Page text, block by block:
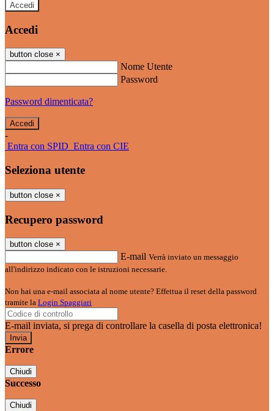
Accedi
Accedi
button close ×
Nome Utente
Password
Password dimenticata?
-
Entra con SPID Entra con CIE
Seleziona utente
button close ×
Recupero password
button close ×
E-mail Verrà inviato un messaggio
all'indirizzo indicato con le istruzioni necessarie.
Non hai una e-mail associata al nome utente? Effettua il reset della password
tramite la Login Spaggiari
E-mail inviata, si prega di controllare la casella di posta elettronica!
Errore
Chiudi
Successo
Chiudi